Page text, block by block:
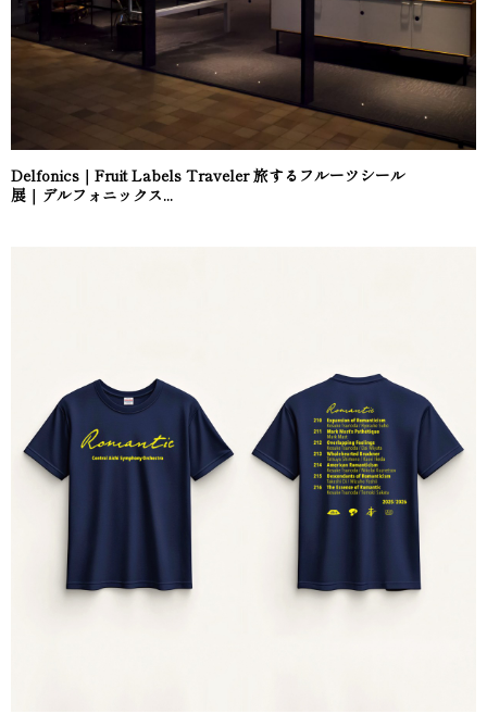
Delfonics｜Fruit Labels Traveler 旅するフルーツシール
展｜デルフォニックス...